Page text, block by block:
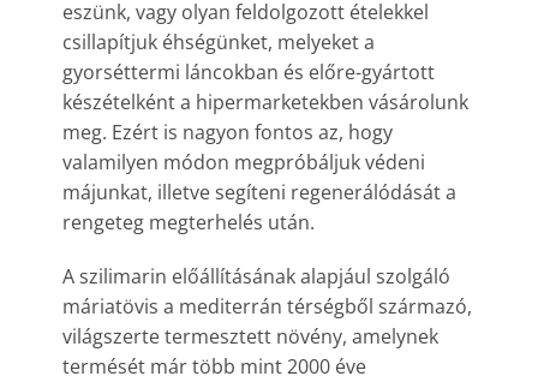
eszünk, vagy olyan feldolgozott ételekkel
csillapítjuk éhségünket, melyeket a
gyorséttermi láncokban és előre-gyártott
készételként a hipermarketekben vásárolunk
meg. Ezért is nagyon fontos az, hogy
valamilyen módon megpróbáljuk védeni
májunkat, illetve segíteni regenerálódását a
rengeteg megterhelés után.
A szilimarin előállításának alapjául szolgáló
máriatövis a mediterrán térségből származó,
világszerte termesztett növény, amelynek
termését már több mint 2000 éve